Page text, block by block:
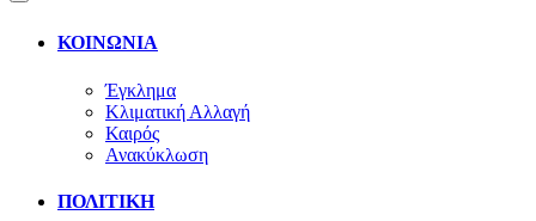
ΚΟΙΝΩΝΙΑ
Έγκλημα
Κλιματική Αλλαγή
Καιρός
Ανακύκλωση
ΠΟΛΙΤΙΚΗ